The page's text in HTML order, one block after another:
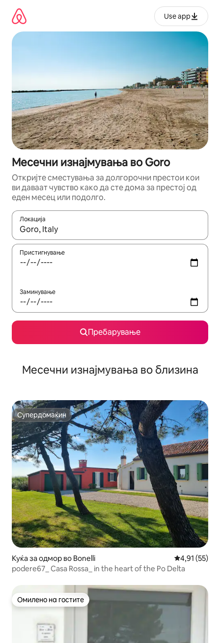
содржина
Use app
Месечни изнајмувања во Goro
Откријте сместувања за долгорочни престои кои
ви даваат чувство како да сте дома за престој од
еден месец или подолго.
Локација
Кога резултатите се достапни, движете се со копчињата
Пристигнување
Заминување
Пребарување
Месечни изнајмувања во близина
Супердомаќин
Супердомаќин
Куќа за одмор во Bonelli Просечна
4,91 (55)
podere67_ Casa Rossa_ in the heart of the Po Delta
Омилено на гостите
Омилено на гостите